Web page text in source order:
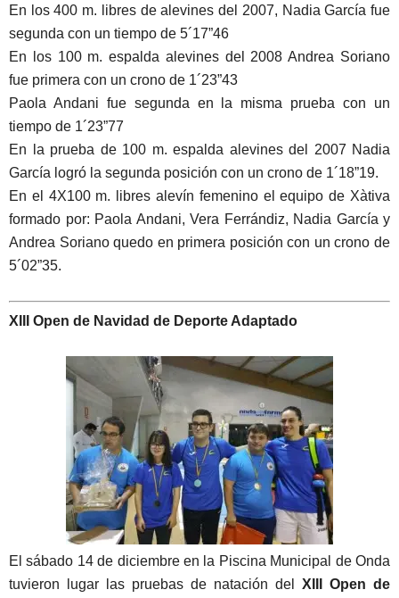
En los 400 m. libres de alevines del 2007, Nadia García fue
segunda con un tiempo de 5´17”46
En los 100 m. espalda alevines del 2008 Andrea Soriano
fue primera con un crono de 1´23”43
Paola Andani fue segunda en la misma prueba con un
tiempo de 1´23”77
En la prueba de 100 m. espalda alevines del 2007 Nadia
García logró la segunda posición con un crono de 1´18”19.
En el 4X100 m. libres alevín femenino el equipo de Xàtiva
formado por: Paola Andani, Vera Ferrándiz, Nadia García y
Andrea Soriano quedo en primera posición con un crono de
5´02”35.
XIII Open de Navidad de Deporte Adaptado
El sábado 14 de diciembre en la Piscina Municipal de Onda
tuvieron lugar las pruebas de natación del XIII Open de